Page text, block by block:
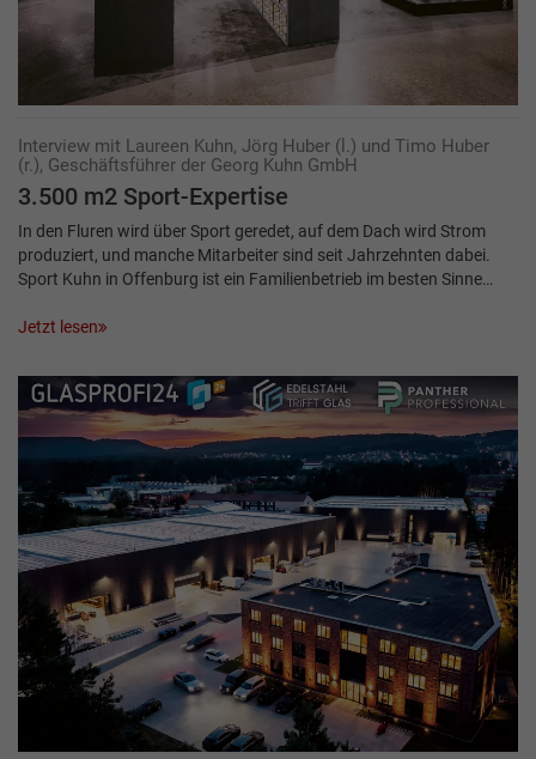
Interview mit Laureen Kuhn, Jörg Huber (l.) und Timo Huber
(r.), Geschäftsführer der Georg Kuhn GmbH
3.500 m2 Sport-Expertise
In den Fluren wird über Sport geredet, auf dem Dach wird Strom
produziert, und manche Mitarbeiter sind seit Jahrzehnten dabei.
Sport Kuhn in Offenburg ist ein Familienbetrieb im besten Sinne…
Jetzt lesen